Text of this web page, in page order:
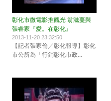
彰化市微電影推觀光 翁滋蔓與
張睿家『愛。在彰化』
2013-11-20 23:32:50
【記者張家倫／彰化報導】彰化
市公所為「行銷彰化市政...